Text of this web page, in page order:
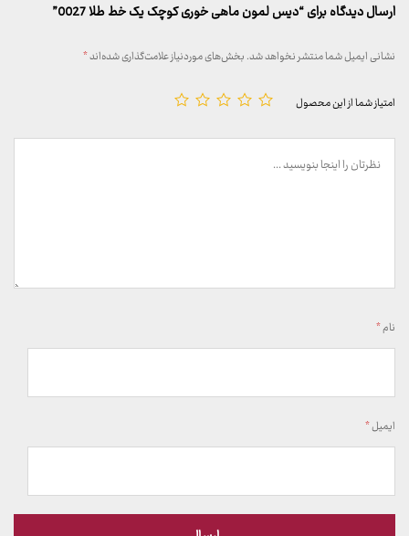
ارسال دیدگاه برای “دیس لمون ماهی خوری کوچک یک خط طلا 0027”
نشانی ایمیل شما منتشر نخواهد شد.بخش‌های موردنیاز علامت‌گذاری شده‌اند*
امتیاز شما از این محصول
نام*
ایمیل*